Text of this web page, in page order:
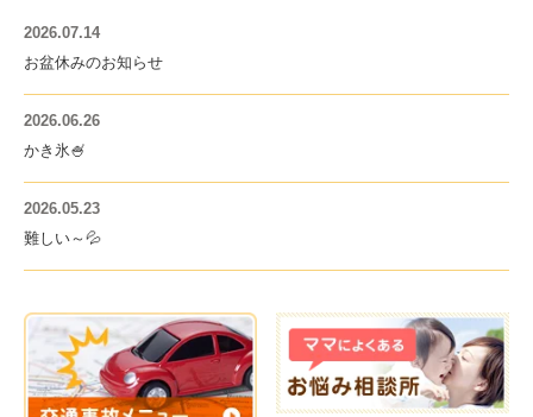
2026.07.14
お盆休みのお知らせ
2026.06.26
かき氷🍧
2026.05.23
難しい～💦